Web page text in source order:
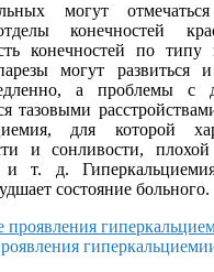
могут отмечаться
конечностей
конечностей по
могут развиться
а проблемы с
тазовыми
для которой
и сонливости,
и т. д.
состояние больного.